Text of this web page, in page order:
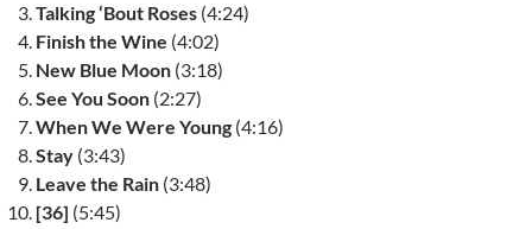
Talking ‘Bout Roses (4:24)
Finish the Wine (4:02)
New Blue Moon (3:18)
See You Soon (2:27)
When We Were Young (4:16)
Stay (3:43)
Leave the Rain (3:48)
[36] (5:45)